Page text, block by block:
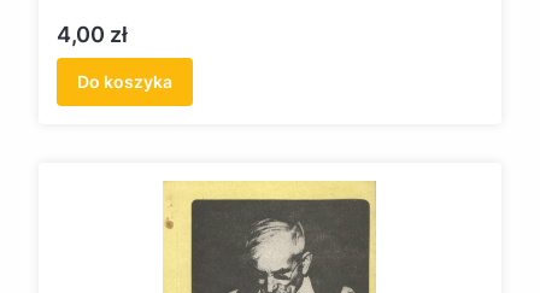
Cena
4,00 zł
Do koszyka